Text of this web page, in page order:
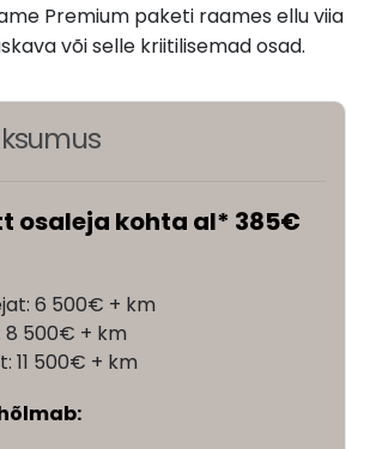
Premium paketi raames ellu viia
või selle kriitilisemad osad.
osaleja kohta al* 385€
6 500€ + km
8 500€ + km
11 500€ + km